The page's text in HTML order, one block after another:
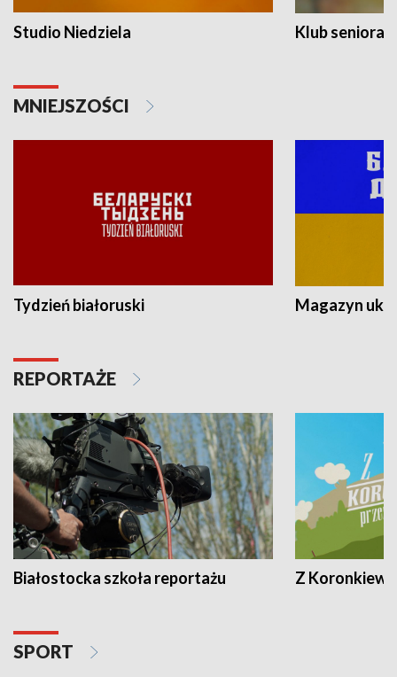
Studio Niedziela Klub seniora
MNIEJSZOŚCI
Tydzień białoruski Magazyn
REPORTAŻE
Białostocka szkoła reportażu Z
SPORT